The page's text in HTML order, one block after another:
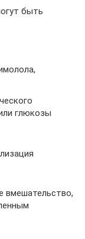
быть
глюкозы
вмешательство,